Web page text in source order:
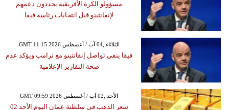
مسؤولو الكرة الأفريقية يجددون دعمهم
لإنفانتينو قبل انتخابات رئاسة فيفا
GMT 11:15 2026 الثلاثاء ,04 آب / أغسطس
فيفا ينفي تواصل إنفانتينو مع ترامب ويؤكد عدم
صحة التقارير الإعلامية
GMT 09:59 2026 الأحد ,02 آب / أغسطس
سعر الذهب في سلطنة عمان اليوم الأحد 02